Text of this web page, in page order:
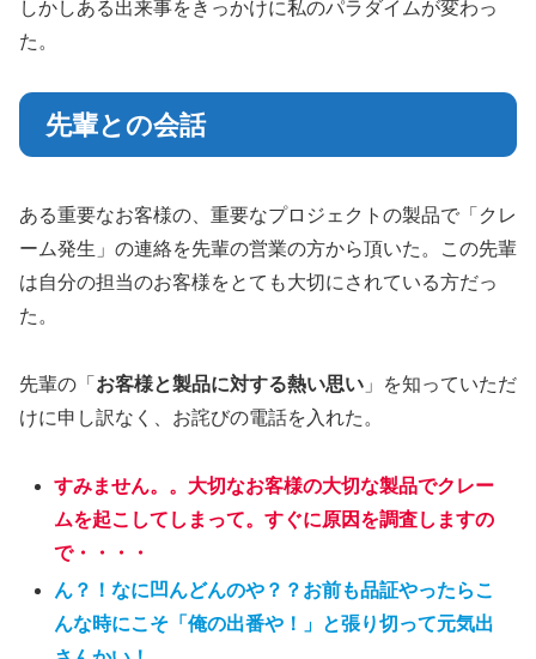
しかしある出来事をきっかけに私のパラダイムが変わっ
た。
先輩との会話
ある重要なお客様の、重要なプロジェクトの製品で「クレ
ーム発生」の連絡を先輩の営業の方から頂いた。この先輩
は自分の担当のお客様をとても大切にされている方だっ
た。
先輩の「 お客様と製品に対する熱い思い 」を知っていただ
けに申し訳なく、お詫びの電話を入れた。
すみません。。大切なお客様の大切な製品でクレー
ムを起こしてしまって。すぐに原因を調査しますの
で・・・・
ん？！なに凹んどんのや？？お前も品証やったらこ
んな時にこそ「俺の出番や！」と張り切って元気出